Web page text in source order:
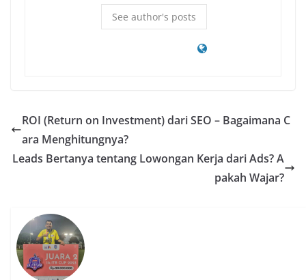
See author's posts
ROI (Return on Investment) dari SEO – Bagaimana C
ara Menghitungnya?
Leads Bertanya tentang Lowongan Kerja dari Ads? A
pakah Wajar?